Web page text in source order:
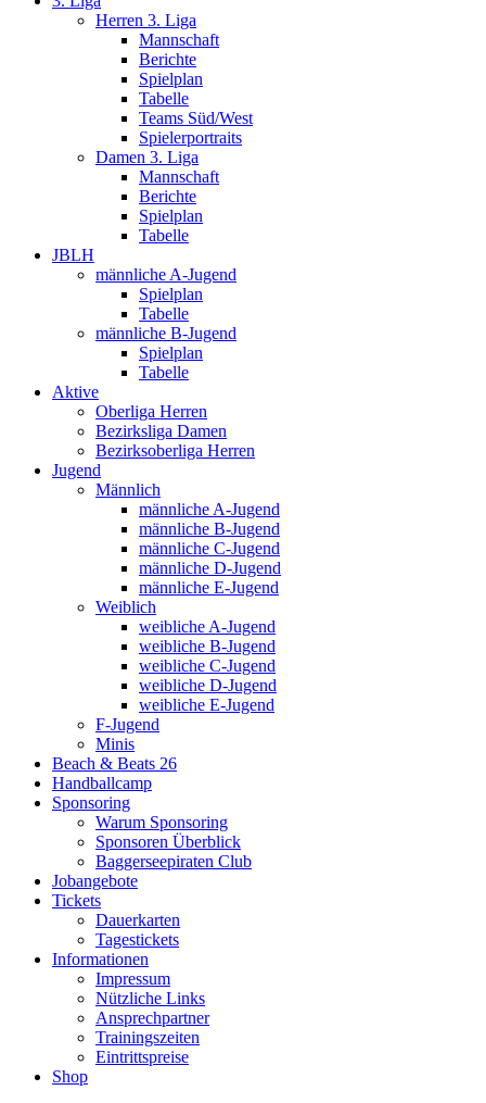
Herren 3. Liga
Mannschaft
Berichte
Spielplan
Tabelle
Teams Süd/West
Spielerportraits
Damen 3. Liga
Mannschaft
Berichte
Spielplan
Tabelle
JBLH
männliche A-Jugend
Spielplan
Tabelle
männliche B-Jugend
Spielplan
Tabelle
Aktive
Oberliga Herren
Bezirksliga Damen
Bezirksoberliga Herren
Jugend
Männlich
männliche A-Jugend
männliche B-Jugend
männliche C-Jugend
männliche D-Jugend
männliche E-Jugend
Weiblich
weibliche A-Jugend
weibliche B-Jugend
weibliche C-Jugend
weibliche D-Jugend
weibliche E-Jugend
F-Jugend
Minis
Beach & Beats 26
Handballcamp
Sponsoring
Warum Sponsoring
Sponsoren Überblick
Baggerseepiraten Club
Jobangebote
Tickets
Dauerkarten
Tagestickets
Informationen
Impressum
Nützliche Links
Ansprechpartner
Trainingszeiten
Eintrittspreise
Shop